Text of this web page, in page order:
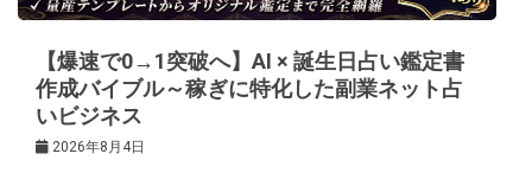
ン【爆速で0→1突破へ】AI × 誕生日占い鑑定書
作成バイブル～稼ぎに特化した副業ネット占
いビジネス
2026年8月4日